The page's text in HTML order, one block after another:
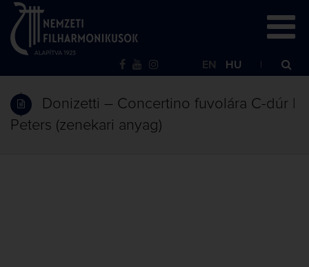
EN HU
Donizetti – Concertino fuvolára C-dúr |
Peters (zenekari anyag)